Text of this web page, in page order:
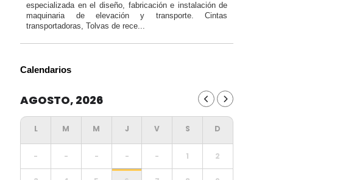
especializada en el diseño, fabricación e instalación de
maquinaria de elevación y transporte. Cintas
transportadoras, Tolvas de rece...
Calendarios
AGOSTO, 2026
- - - - - 1 2